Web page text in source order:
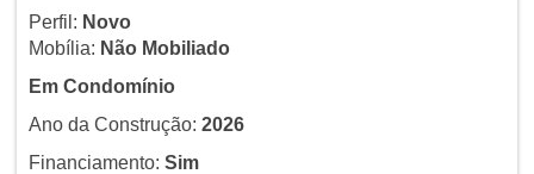
Perfil: Novo
Mobília: Não Mobiliado
Em Condomínio
Ano da Construção: 2026
Financiamento: Sim